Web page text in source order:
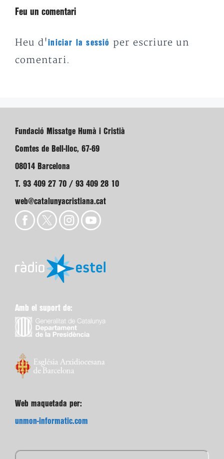
Feu un comentari
Heu d'iniciar la sessió
per escriure un
comentari.
Fundació Missatge Humà i Cristià
Comtes de Bell-lloc, 67-69
08014 Barcelona
T. 93 409 27 70 / 93 409 28 10
web@catalunyacristiana.cat
Amb el suport de:
Web maquetada per:
unmon-informatic.com